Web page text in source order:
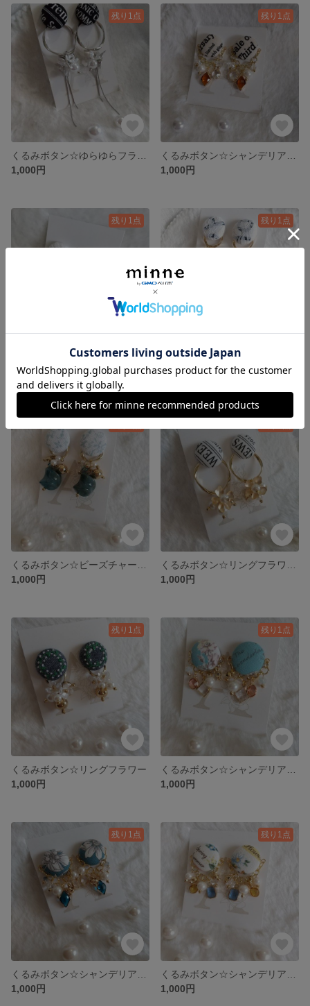
残り1点
1,000円
残り1点
1,000円
残り1点
くるみボタン☆シャンデリアイヤリングＧ
1,000円
残り1点
1,000円
1,000円
1,000円
残り1点
くるみボタン☆リングフラワー
1,000円
残り1点
1,000円
残り1点
1,000円
残り1点
1,000円